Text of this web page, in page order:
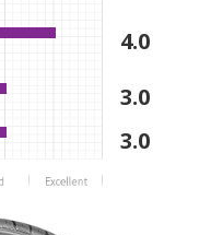
4.0
3.0
3.0